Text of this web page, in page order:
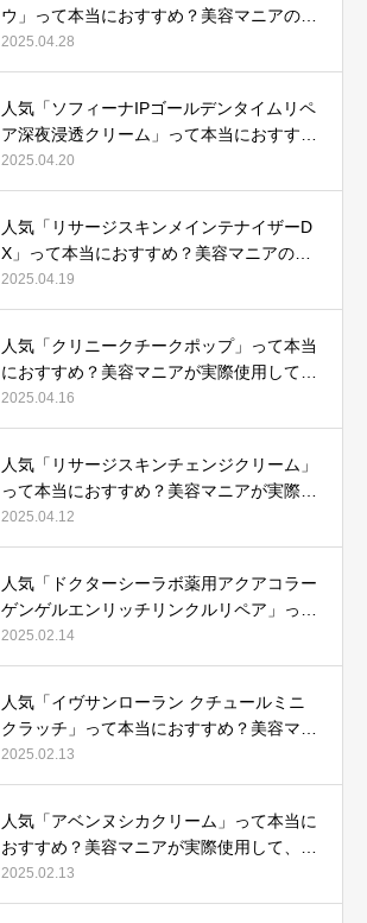
ウ」って本当におすすめ？美容マニアの私
が実際使用して、口コミを検証！
2025.04.28
人気「ソフィーナIPゴールデンタイムリペ
ア深夜浸透クリーム」って本当におすす
め？美容マニアが実際使用して口コミを検
証！
2025.04.20
人気「リサージスキンメインテナイザーD
X」って本当におすすめ？美容マニアの私
が実際使用して、口コミを検証！
2025.04.19
人気「クリニークチークポップ」って本当
におすすめ？美容マニアが実際使用して口
コミを検証！
2025.04.16
人気「リサージスキンチェンジクリーム」
って本当におすすめ？美容マニアが実際使
用して口コミを検証！
2025.04.12
人気「ドクターシーラボ薬用アクアコラー
ゲンゲルエンリッチリンクルリペア」って
本当におすすめ？美容マニアが実際使用し
て口コミを検証
2025.02.14
人気「イヴサンローラン クチュールミニ
クラッチ」って本当におすすめ？美容マニ
アが実際使用して口コミを検証！
2025.02.13
人気「アベンヌシカクリーム」って本当に
おすすめ？美容マニアが実際使用して、口
コミを検証！
2025.02.13